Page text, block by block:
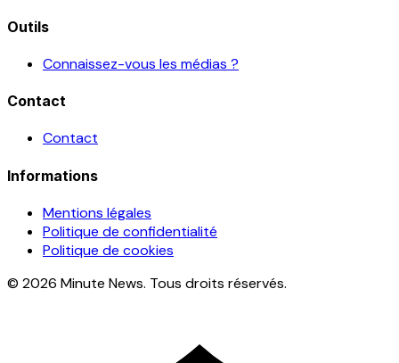
Outils
Connaissez-vous les médias ?
Contact
Contact
Informations
Mentions légales
Politique de confidentialité
Politique de cookies
© 2026 Minute News. Tous droits réservés.